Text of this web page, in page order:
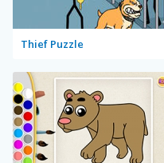
Thief Puzzle